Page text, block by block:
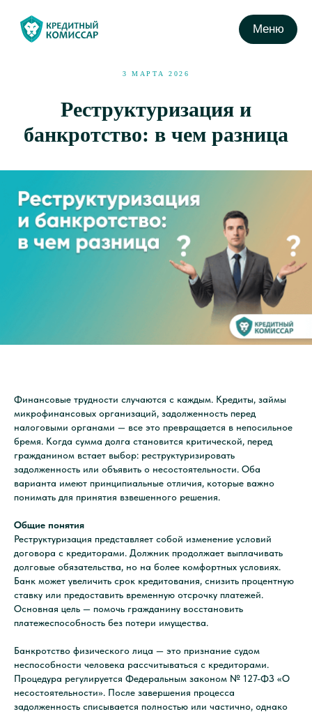
3 МАРТА 2026
Реструктуризация и
банкротство: в чем разница
Финансовые трудности случаются с каждым. Кредиты, займы
микрофинансовых организаций, задолженность перед
налоговыми органами — все это превращается в непосильное
бремя. Когда сумма долга становится критической, перед
гражданином встает выбор: реструктуризировать
задолженность или объявить о несостоятельности. Оба
варианта имеют принципиальные отличия, которые важно
понимать для принятия взвешенного решения.
Общие понятия
Реструктуризация представляет собой изменение условий
договора с кредиторами. Должник продолжает выплачивать
долговые обязательства, но на более комфортных условиях.
Банк может увеличить срок кредитования, снизить процентную
ставку или предоставить временную отсрочку платежей.
Основная цель — помочь гражданину восстановить
платежеспособность без потери имущества.
Банкротство физического лица — это признание судом
неспособности человека рассчитываться с кредиторами.
Процедура регулируется Федеральным законом № 127-ФЗ «О
несостоятельности». После завершения процесса
задолженность списывается полностью или частично, однако